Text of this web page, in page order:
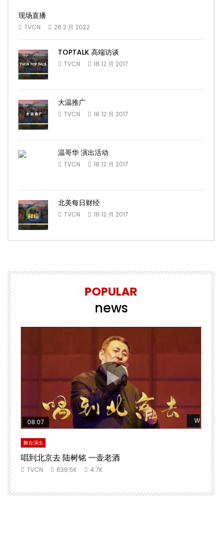
现场直播
TVCN 26 2 月 2022
TOPTALK 高端访谈
TVCN 18 12 月 2017
大温推广
TVCN 18 12 月 2017
温哥华 演出活动
TVCN 18 12 月 2017
北美每日财经
TVCN 18 12 月 2017
POPULAR
news
Watch
08:07
舞台演出
唱到北京去 陆树铭 一壶老酒
TVCN 638.5K 4.7K